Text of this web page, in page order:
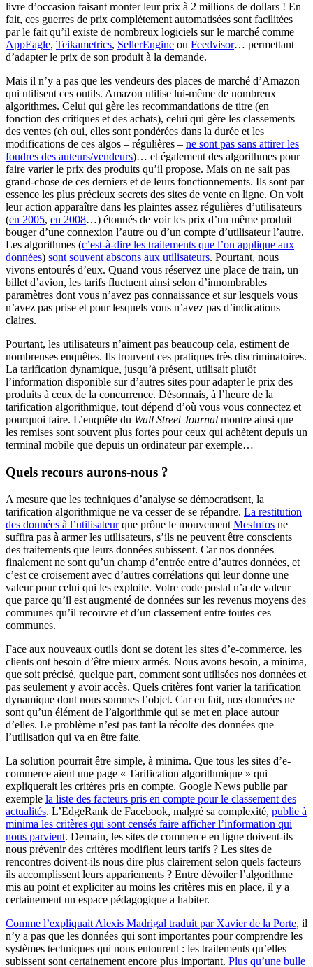
livre d’occasion faisant monter leur prix à 2 millions de dollars ! En
fait, ces guerres de prix complètement automatisées sont facilitées
par le fait qu’il existe de nombreux logiciels sur le marché comme
AppEagle, Teikametrics, SellerEngine ou Feedvisor… permettant
d’adapter le prix de son produit à la demande.
Mais il n’y a pas que les vendeurs des places de marché d’Amazon
qui utilisent ces outils. Amazon utilise lui-même de nombreux
algorithmes. Celui qui gère les recommandations de titre (en
fonction des critiques et des achats), celui qui gère les classements
des ventes (eh oui, elles sont pondérées dans la durée et les
modifications de ces algos – régulières – ne sont pas sans attirer les
foudres des auteurs/vendeurs)… et également des algorithmes pour
faire varier le prix des produits qu’il propose. Mais on ne sait pas
grand-chose de ces derniers et de leurs fonctionnements. Ils sont par
essence les plus précieux secrets des sites de vente en ligne. On voit
leur action apparaître dans les plaintes assez régulières d’utilisateurs
(en 2005, en 2008…) étonnés de voir les prix d’un même produit
bouger d’une connexion l’autre ou d’un compte d’utilisateur l’autre.
Les algorithmes (c’est-à-dire les traitements que l’on applique aux
données) sont souvent abscons aux utilisateurs. Pourtant, nous
vivons entourés d’eux. Quand vous réservez une place de train, un
billet d’avion, les tarifs fluctuent ainsi selon d’innombrables
paramètres dont vous n’avez pas connaissance et sur lesquels vous
n’avez pas prise et pour lesquels vous n’avez pas d’indications
claires.
Pourtant, les utilisateurs n’aiment pas beaucoup cela, estiment de
nombreuses enquêtes. Ils trouvent ces pratiques très discriminatoires.
La tarification dynamique, jusqu’à présent, utilisait plutôt
l’information disponible sur d’autres sites pour adapter le prix des
produits à ceux de la concurrence. Désormais, à l’heure de la
tarification algorithmique, tout dépend d’où vous vous connectez et
pourquoi faire. L’enquête du Wall Street Journal montre ainsi que
les remises sont souvent plus fortes pour ceux qui achètent depuis un
terminal mobile que depuis un ordinateur par exemple…
Quels recours aurons-nous ?
A mesure que les techniques d’analyse se démocratisent, la
tarification algorithmique ne va cesser de se répandre. La restitution
des données à l’utilisateurque prône le mouvement MesInfos ne
suffira pas à armer les utilisateurs, s’ils ne peuvent être conscients
des traitements que leurs données subissent. Car nos données
finalement ne sont qu’un champ d’entrée entre d’autres données, et
c’est ce croisement avec d’autres corrélations qui leur donne une
valeur pour celui qui les exploite. Votre code postal n’a de valeur
que parce qu’il est augmenté de données sur les revenus moyens des
communes qu’il recouvre et d’un classement entre toutes ces
communes.
Face aux nouveaux outils dont se dotent les sites d’e-commerce, les
clients ont besoin d’être mieux armés. Nous avons besoin, a minima,
que soit précisé, quelque part, comment sont utilisées nos données et
pas seulement y avoir accès. Quels critères font varier la tarification
dynamique dont nous sommes l’objet. Car en fait, nos données ne
sont qu’un élément de l’algorithmie qui se met en place autour
d’elles. Le problème n’est pas tant la récolte des données que
l’utilisation qui va en être faite.
La solution pourrait être simple, à minima. Que tous les sites d’e-
commerce aient une page « Tarification algorithmique » qui
expliquerait les critères pris en compte. Google News publie par
exemple la liste des facteurs pris en compte pour le classement des
actualités. L’EdgeRank de Facebook, malgré sa complexité, publie à
minima les critères qui sont censés faire afficher l’information qui
nous parvient. Demain, les sites de commerce en ligne doivent-ils
nous prévenir des critères modifient leurs tarifs ? Les sites de
rencontres doivent-ils nous dire plus clairement selon quels facteurs
ils accomplissent leurs appariements ? Entre dévoiler l’algorithme
mis au point et expliciter au moins les critères mis en place, il y a
certainement un espace pédagogique a habiter.
Comme l’expliquait Alexis Madrigal traduit par Xavier de la Porte, il
n’y a pas que les données qui sont importantes pour comprendre les
systèmes techniques qui nous entourent : les traitements qu’elles
subissent sont certainement encore plus important. Plus qu’une bulle